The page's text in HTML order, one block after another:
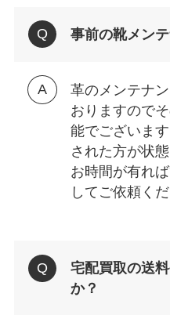
事前の靴メン
革のメンテナ
おりますので
能でございま
された方が状
お時間が有れ
してご依頼くだ
宅配買取の送
か？